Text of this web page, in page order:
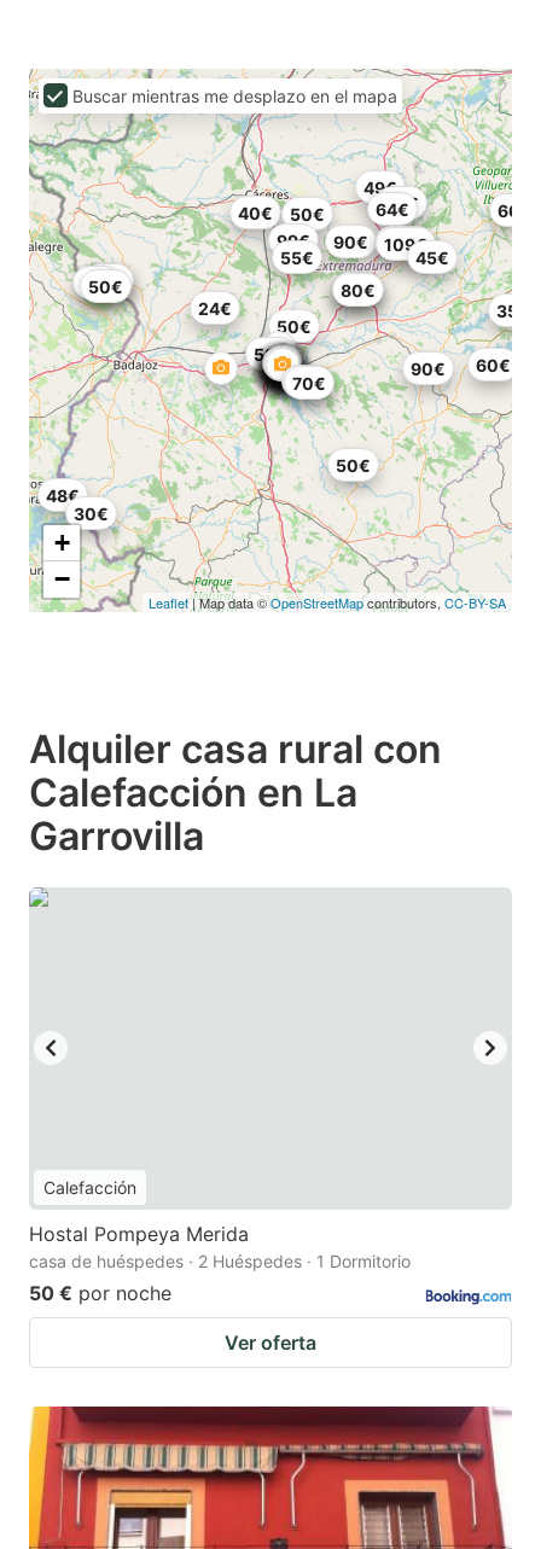
24€
25€
30€
35€
39€
40€
45€
48€
49€
50€
50€
50€
50€
50€
50€
55€
55€
60€
60€
64€ 66€
70€
76€
80€
81€
90€
90€
99€ 109€
109€
+
−
Leaflet| Map data ©OpenStreetMapcontributors, CC-BY-SA
Buscar mientras me desplazo en el mapa
Alquiler casa rural con
Calefacción en La
Garrovilla
Calefacción
Hostal Pompeya Merida
casa de huéspedes · 2 Huéspedes · 1 Dormitorio
50 € por noche
Ver oferta